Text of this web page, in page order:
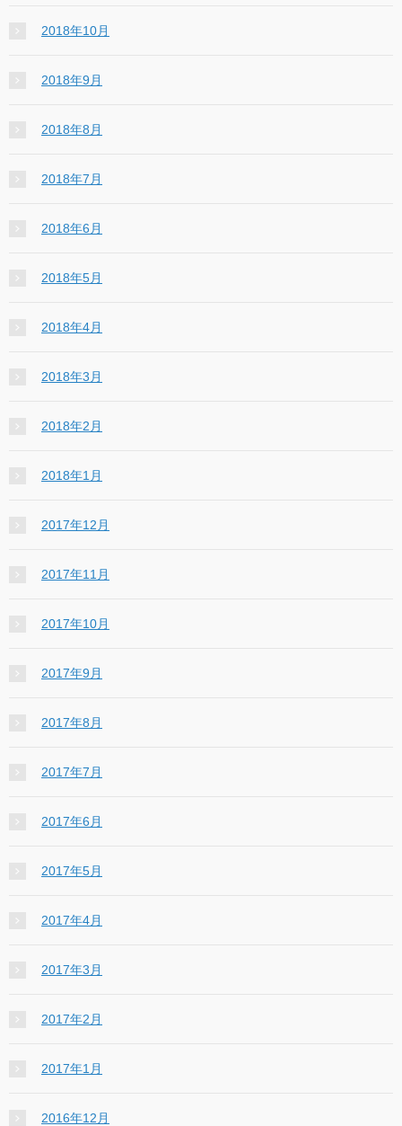
2018年10月
2018年9月
2018年8月
2018年7月
2018年6月
2018年5月
2018年4月
2018年3月
2018年2月
2018年1月
2017年12月
2017年11月
2017年10月
2017年9月
2017年8月
2017年7月
2017年6月
2017年5月
2017年4月
2017年3月
2017年2月
2017年1月
2016年12月